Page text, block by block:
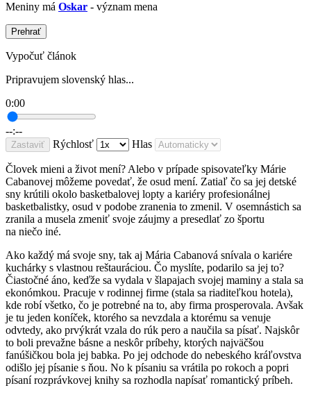
Meniny má Oskar - význam mena
Prehrať
Vypočuť článok
Pripravujem slovenský hlas...
0:00
--:--
Zastaviť Rýchlosť Hlas
Človek mieni a život mení? Alebo v prípade spisovateľky Márie
Cabanovej môžeme povedať, že osud mení. Zatiaľ čo sa jej detské
sny krútili okolo basketbalovej lopty a kariéry profesionálnej
basketbalistky, osud v podobe zranenia to zmenil. V osemnástich sa
zranila a musela zmeniť svoje záujmy a presedlať zo športu
na niečo iné.
Ako každý má svoje sny, tak aj Mária Cabanová snívala o kariére
kuchárky s vlastnou reštauráciou. Čo myslíte, podarilo sa jej to?
Čiastočné áno, keďže sa vydala v šlapajach svojej maminy a stala sa
ekonómkou. Pracuje v rodinnej firme (stala sa riaditeľkou hotela),
kde robí všetko, čo je potrebné na to, aby firma prosperovala. Avšak
je tu jeden koníček, ktorého sa nevzdala a ktorému sa venuje
odvtedy, ako prvýkrát vzala do rúk pero a naučila sa písať. Najskôr
to boli prevažne básne a neskôr príbehy, ktorých najväčšou
fanúšičkou bola jej babka. Po jej odchode do nebeského kráľovstva
odišlo jej písanie s ňou. No k písaniu sa vrátila po rokoch a popri
písaní rozprávkovej knihy sa rozhodla napísať romantický príbeh.